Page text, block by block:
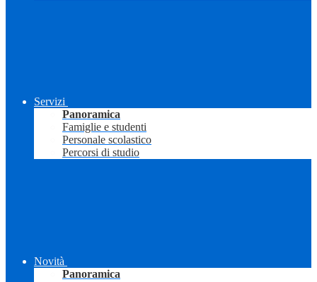
Servizi
Panoramica
Famiglie e studenti
Personale scolastico
Percorsi di studio
Novità
Panoramica